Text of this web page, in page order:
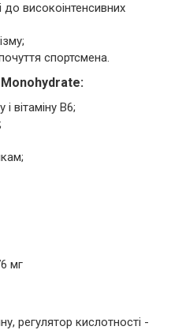
високоінтенсивних
спортсмена.
вітаміну B6;
мг
регулятор кислотності -